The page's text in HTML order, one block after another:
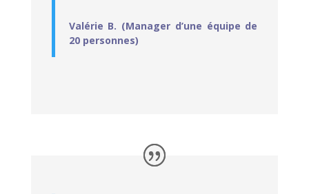
Valérie B. (Manager d’une équipe de
20 personnes)